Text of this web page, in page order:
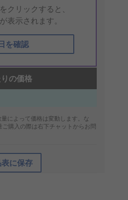
クリックすると、
表示されます。
を確認
の価格
によって価格は変動します。な
購入の際は右下チャットからお問
に保存